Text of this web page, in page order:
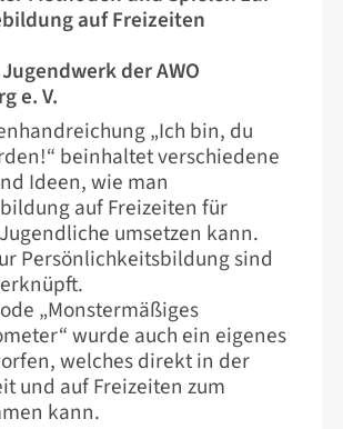
auf Freizeiten
der AWO
e. V.
„Ich bin, du
beinhaltet verschiedene
Ideen, wie man
auf Freizeiten für
umsetzen kann.
Persönlichkeitsbildung sind
„Monstermäßiges
wurde auch ein eigenes
welches direkt in der
und auf Freizeiten zum
kann.